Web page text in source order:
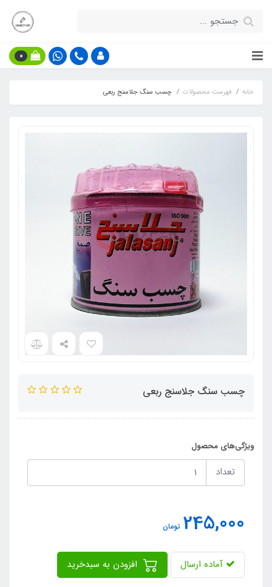
0
خانه فهرست محصولات چسب سنگ جلاسنج ربعی
چسب سنگ جلاسنج ربعی
ویژگی‌های محصول
تعداد
245,000 تومان
آماده ارسال